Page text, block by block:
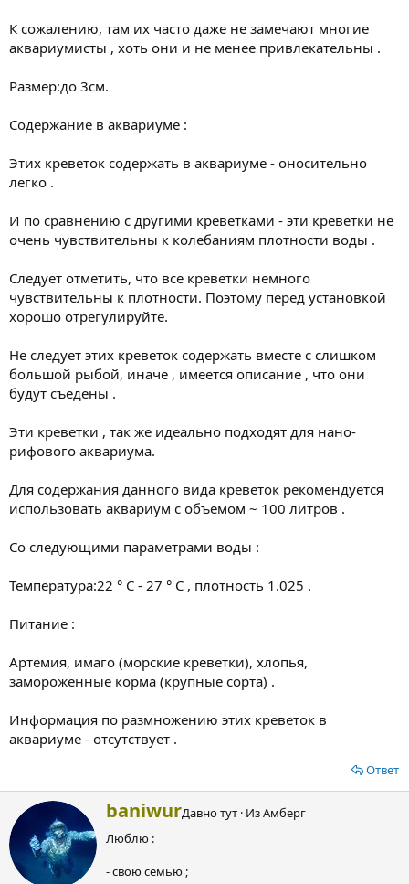
К сожалению, там их часто даже не замечают многие
аквариумисты , хоть они и не менее привлекательны .
Размер:до 3см.
Содержание в аквариуме :
Этих креветок содержать в аквариуме - оносительно
легко .
И по сравнению с другими креветками - эти креветки не
очень чувствительны к колебаниям плотности воды .
Следует отметить, что все креветки немного
чувствительны к плотности. Поэтому перед установкой
хорошо отрегулируйте.
Не следует этих креветок содержать вместе с слишком
большой рыбой, иначе , имеется описание , что они
будут съедены .
Эти креветки , так же идеально подходят для нано-
рифового аквариума.
Для содержания данного вида креветок рекомендуется
использовать аквариум с объемом ~ 100 литров .
Со следующими параметрами воды :
Температура:22 ° С - 27 ° С , плотность 1.025 .
Питание :
Артемия, имаго (морские креветки), хлопья,
замороженные корма (крупные сорта) .
Информация по размножению этих креветок в
аквариуме - отсутствует .
Ответ
А
в
т
р
baniwurДавно тут · ИзАмберг
Люблю :
- свою семью ;